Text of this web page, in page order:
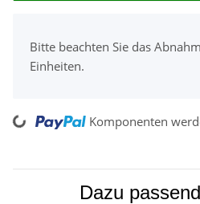
Bitte beachten Sie das
Einheiten.
Komponenten
Dazu